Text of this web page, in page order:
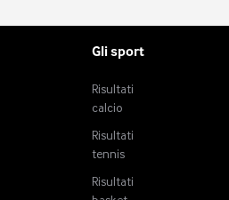
Gli sport
Risultati
calcio
Risultati
tennis
Risultati